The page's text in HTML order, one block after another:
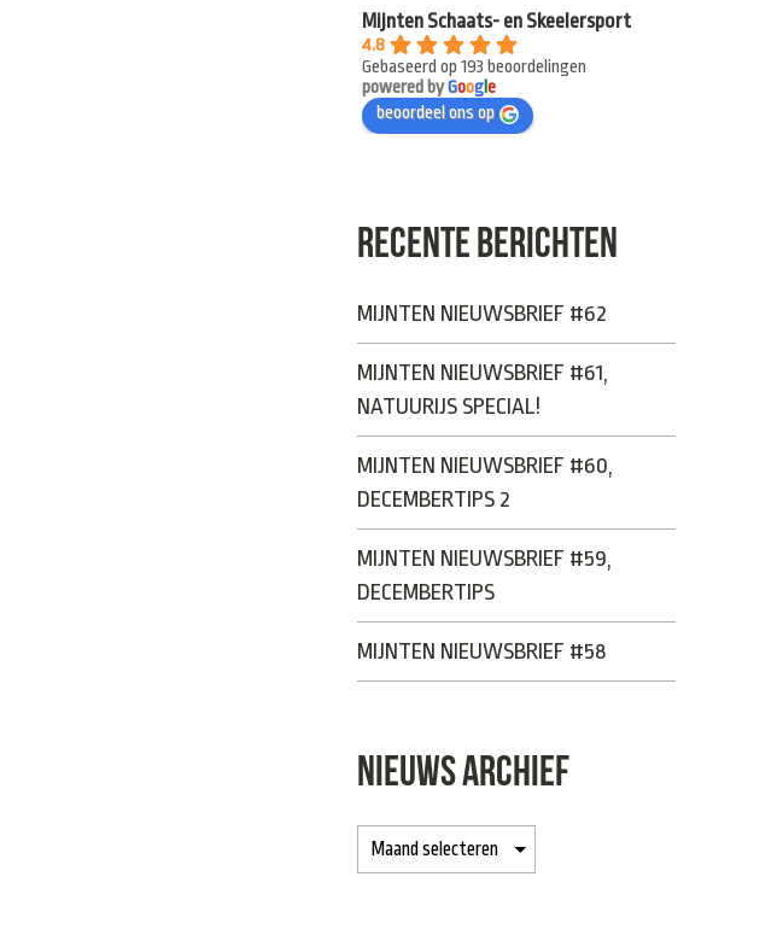
Mijnten Schaats- en Skeelersport
4.8
Gebaseerd op 193 beoordelingen
powered byGoogle
beoordeel ons op
RECENTE BERICHTEN
MIJNTEN NIEUWSBRIEF #62
MIJNTEN NIEUWSBRIEF #61,
NATUURIJS SPECIAL!
MIJNTEN NIEUWSBRIEF #60,
DECEMBERTIPS 2
MIJNTEN NIEUWSBRIEF #59,
DECEMBERTIPS
MIJNTEN NIEUWSBRIEF #58
NIEUWS ARCHIEF